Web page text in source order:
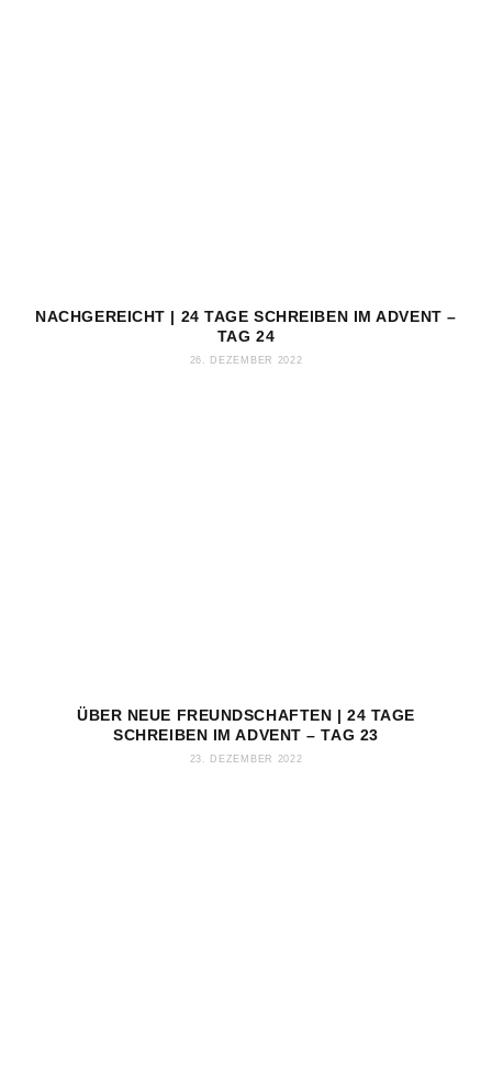
NACHGEREICHT | 24 TAGE SCHREIBEN IM ADVENT –
TAG 24
26. DEZEMBER 2022
ÜBER NEUE FREUNDSCHAFTEN | 24 TAGE
SCHREIBEN IM ADVENT – TAG 23
23. DEZEMBER 2022